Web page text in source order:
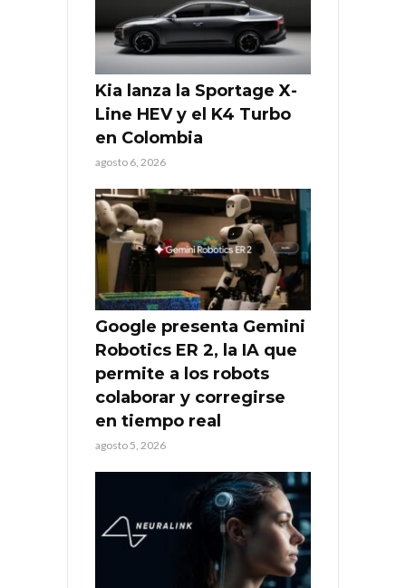
Kia lanza la Sportage X-
Line HEV y el K4 Turbo
en Colombia
agosto 6, 2026
Google presenta Gemini
Robotics ER 2, la IA que
permite a los robots
colaborar y corregirse
en tiempo real
agosto 5, 2026